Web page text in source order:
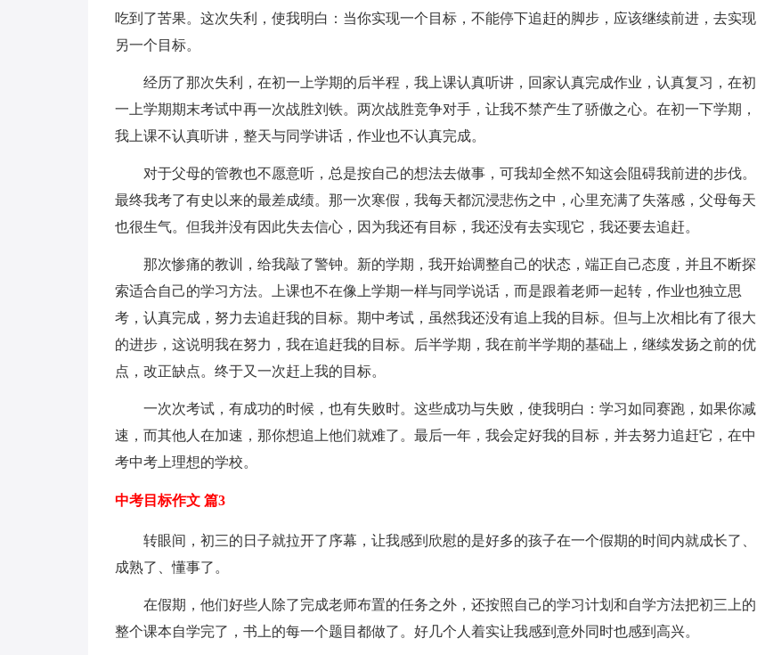
吃到了苦果。这次失利，使我明白：当你实现一个目标，不能停下追赶的脚步，应该继续前进，去实现
另一个目标。
经历了那次失利，在初一上学期的后半程，我上课认真听讲，回家认真完成作业，认真复习，在初
一上学期期末考试中再一次战胜刘铁。两次战胜竞争对手，让我不禁产生了骄傲之心。在初一下学期，
我上课不认真听讲，整天与同学讲话，作业也不认真完成。
对于父母的管教也不愿意听，总是按自己的想法去做事，可我却全然不知这会阻碍我前进的步伐。
最终我考了有史以来的最差成绩。那一次寒假，我每天都沉浸悲伤之中，心里充满了失落感，父母每天
也很生气。但我并没有因此失去信心，因为我还有目标，我还没有去实现它，我还要去追赶。
那次惨痛的教训，给我敲了警钟。新的学期，我开始调整自己的状态，端正自己态度，并且不断探
索适合自己的学习方法。上课也不在像上学期一样与同学说话，而是跟着老师一起转，作业也独立思
考，认真完成，努力去追赶我的目标。期中考试，虽然我还没有追上我的目标。但与上次相比有了很大
的进步，这说明我在努力，我在追赶我的目标。后半学期，我在前半学期的基础上，继续发扬之前的优
点，改正缺点。终于又一次赶上我的目标。
一次次考试，有成功的时候，也有失败时。这些成功与失败，使我明白：学习如同赛跑，如果你减
速，而其他人在加速，那你想追上他们就难了。最后一年，我会定好我的目标，并去努力追赶它，在中
考中考上理想的学校。
中考目标作文 篇3
转眼间，初三的日子就拉开了序幕，让我感到欣慰的是好多的孩子在一个假期的时间内就成长了、
成熟了、懂事了。
在假期，他们好些人除了完成老师布置的任务之外，还按照自己的学习计划和自学方法把初三上的
整个课本自学完了，书上的每一个题目都做了。好几个人着实让我感到意外同时也感到高兴。